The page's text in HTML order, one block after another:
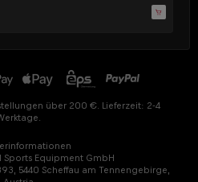
über 200 €. Lieferzeit: 2-4
Sports Equipment GmbH
5440 Scheffau am Tennengebirge,